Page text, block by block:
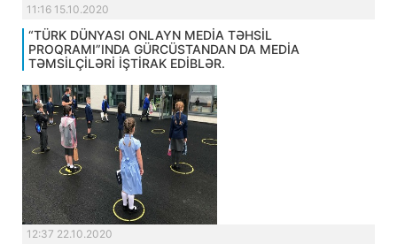
11:16 15.10.2020
“TÜRK DÜNYASI ONLAYN MEDİA TƏHSİL
PROQRAMI”INDA GÜRCÜSTANDAN DA MEDİA
TƏMSİLÇİLƏRİ İŞTİRAK EDİBLƏR.
12:37 22.10.2020